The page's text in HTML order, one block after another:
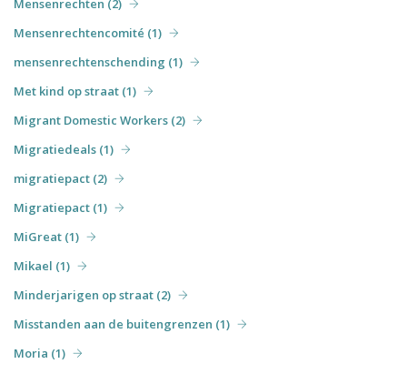
Mensenrechten (2)
Mensenrechtencomité (1)
mensenrechtenschending (1)
Met kind op straat (1)
Migrant Domestic Workers (2)
Migratiedeals (1)
migratiepact (2)
Migratiepact (1)
MiGreat (1)
Mikael (1)
Minderjarigen op straat (2)
Misstanden aan de buitengrenzen (1)
Moria (1)